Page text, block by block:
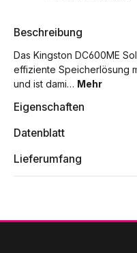
Beschreibung
Das Kingston DC600ME
effiziente Speicherlösung
und ist dami… Mehr
Eigenschaften
Datenblatt
Lieferumfang